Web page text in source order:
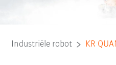
Industriële robot KR